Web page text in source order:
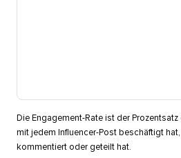
Die Engagement-Rate ist der
mit jedem Influencer-Post beschäftigt
kommentiert oder geteilt hat.​​